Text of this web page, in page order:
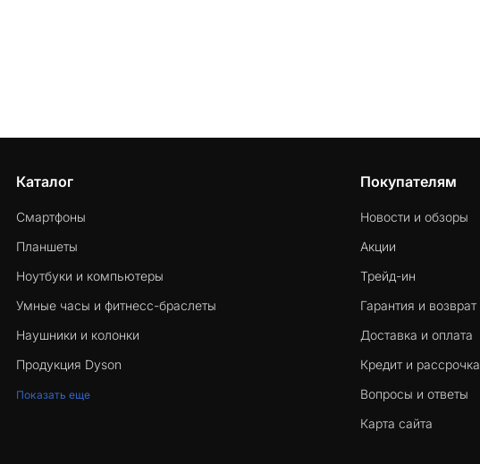
Каталог
Смартфоны
Планшеты
Ноутбуки и компьютеры
Умные часы и фитнесс-браслеты
Наушники и колонки
Продукция Dyson
Показать еще
Покупателям
Новости и обзоры
Акции
Трейд-ин
Гарантия и возврат
Доставка и оплата
Кредит и рассрочка
Вопросы и ответы
Карта сайта